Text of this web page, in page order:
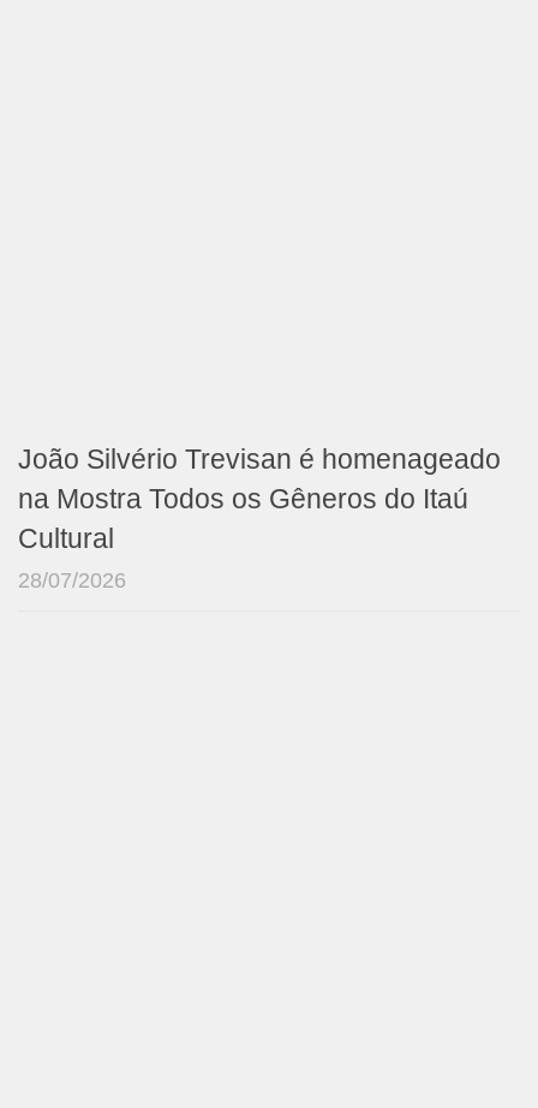
João Silvério Trevisan é homenageado
na Mostra Todos os Gêneros do Itaú
Cultural
28/07/2026